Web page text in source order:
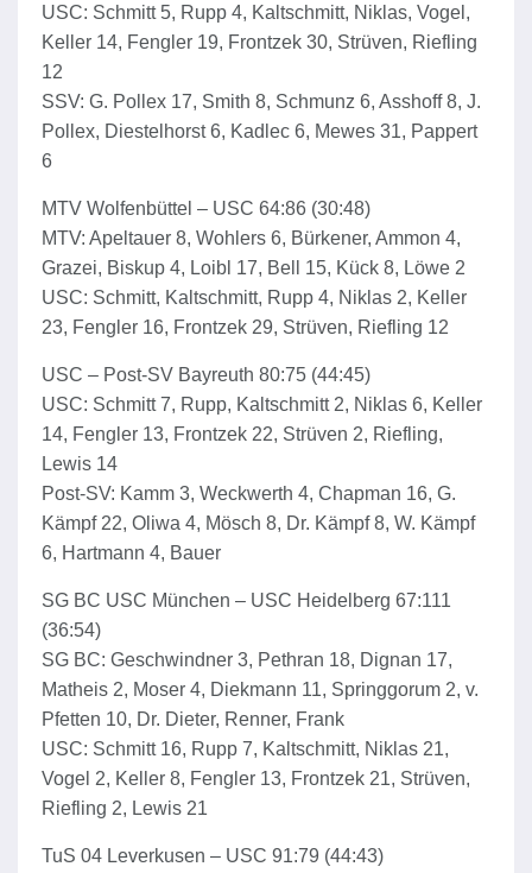
USC: Schmitt 5, Rupp 4, Kaltschmitt, Niklas, Vogel,
Keller 14, Fengler 19, Frontzek 30, Strüven, Riefling
12
SSV: G. Pollex 17, Smith 8, Schmunz 6, Asshoff 8, J.
Pollex, Diestelhorst 6, Kadlec 6, Mewes 31, Pappert
6
MTV Wolfenbüttel – USC 64:86 (30:48)
MTV: Apeltauer 8, Wohlers 6, Bürkener, Ammon 4,
Grazei, Biskup 4, Loibl 17, Bell 15, Kück 8, Löwe 2
USC: Schmitt, Kaltschmitt, Rupp 4, Niklas 2, Keller
23, Fengler 16, Frontzek 29, Strüven, Riefling 12
USC – Post-SV Bayreuth 80:75 (44:45)
USC: Schmitt 7, Rupp, Kaltschmitt 2, Niklas 6, Keller
14, Fengler 13, Frontzek 22, Strüven 2, Riefling,
Lewis 14
Post-SV: Kamm 3, Weckwerth 4, Chapman 16, G.
Kämpf 22, Oliwa 4, Mösch 8, Dr. Kämpf 8, W. Kämpf
6, Hartmann 4, Bauer
SG BC USC München – USC Heidelberg 67:111
(36:54)
SG BC: Geschwindner 3, Pethran 18, Dignan 17,
Matheis 2, Moser 4, Diekmann 11, Springgorum 2, v.
Pfetten 10, Dr. Dieter, Renner, Frank
USC: Schmitt 16, Rupp 7, Kaltschmitt, Niklas 21,
Vogel 2, Keller 8, Fengler 13, Frontzek 21, Strüven,
Riefling 2, Lewis 21
TuS 04 Leverkusen – USC 91:79 (44:43)